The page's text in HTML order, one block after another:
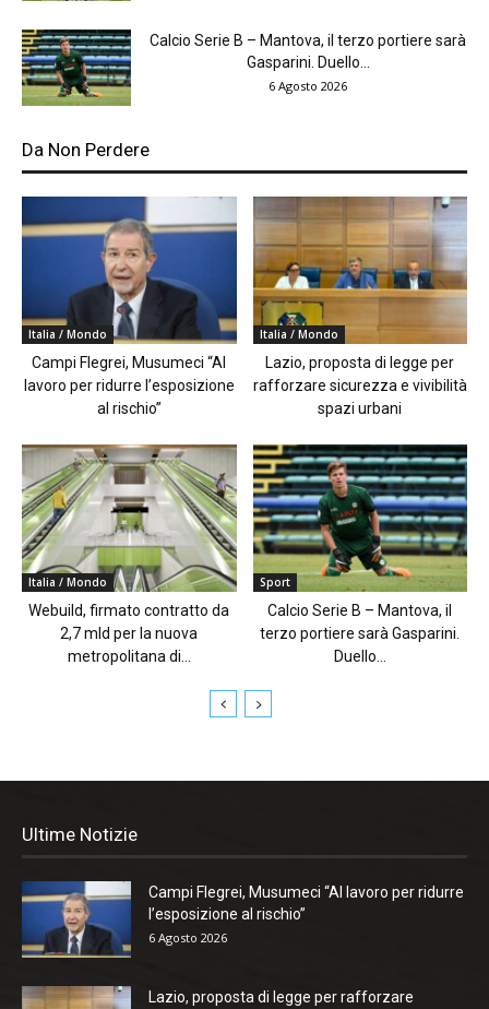
Calcio Serie B – Mantova, il terzo portiere sarà
Gasparini. Duello...
6 Agosto 2026
Da Non Perdere
Italia / Mondo
Campi Flegrei, Musumeci “Al
lavoro per ridurre l’esposizione
al rischio”
Italia / Mondo
Lazio, proposta di legge per
rafforzare sicurezza e vivibilità
spazi urbani
Italia / Mondo
Webuild, firmato contratto da
2,7 mld per la nuova
metropolitana di...
Sport
Calcio Serie B – Mantova, il
terzo portiere sarà Gasparini.
Duello...
Ultime Notizie
Campi Flegrei, Musumeci “Al lavoro per ridurre
l’esposizione al rischio”
6 Agosto 2026
Lazio, proposta di legge per rafforzare